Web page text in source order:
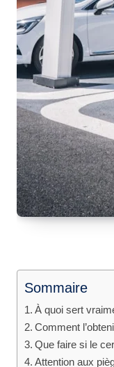
Sommaire
À quoi sert
Comment
Que faire si le
Attention aux